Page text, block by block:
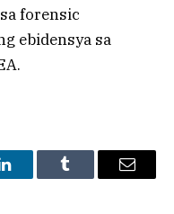
forensic
ebidensya sa
LinkedInTumblr Email